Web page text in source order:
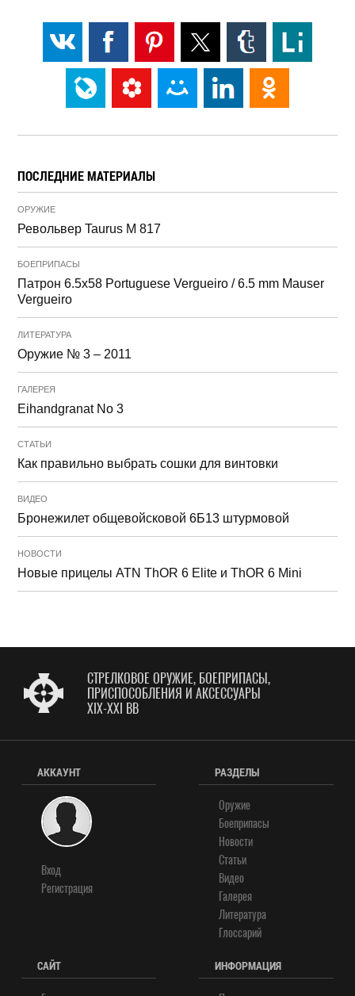
ПОСЛЕДНИЕ МАТЕРИАЛЫ
ОРУЖИЕ
Револьвер Taurus M 817
БОЕПРИПАСЫ
Патрон 6.5x58 Portuguese Vergueiro / 6.5 mm Mauser
Vergueiro
ЛИТЕРАТУРА
Оружие № 3 – 2011
ГАЛЕРЕЯ
Eihandgranat No 3
СТАТЬИ
Как правильно выбрать сошки для винтовки
ВИДЕО
Бронежилет общевойсковой 6Б13 штурмовой
НОВОСТИ
Новые прицелы ATN ThOR 6 Elite и ThOR 6 Mini
СТРЕЛКОВОЕ ОРУЖИЕ, БОЕПРИПАСЫ,
ПРИСПОСОБЛЕНИЯ И АКСЕССУАРЫ
XIX-XXI ВВ
АККАУНТ
Вход
Регистрация
РАЗДЕЛЫ
Оружие
Боеприпасы
Новости
Статьи
Видео
Галерея
Литература
Глоссарий
САЙТ ИНФОРМАЦИЯ